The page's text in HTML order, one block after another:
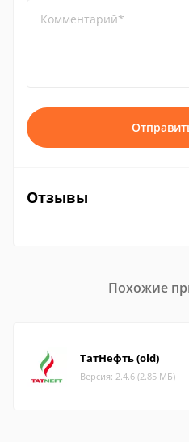
Комментарий*
Отзывы
Похожие
ТатНефть (old)
Версия: 2.4.6 (2.85 МБ)